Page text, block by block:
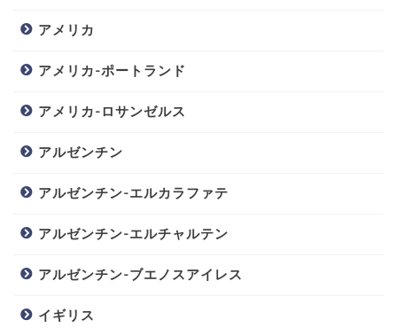
アメリカ
アメリカ-ポートランド
アメリカ-ロサンゼルス
アルゼンチン
アルゼンチン-エルカラファテ
アルゼンチン-エルチャルテン
アルゼンチン-ブエノスアイレス
イギリス